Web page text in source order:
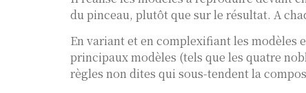
du pinceau, plutôt que sur le résultat. A
En variant et en complexifiant les modèles
principaux modèles (tels que les quatre
règles non dites qui sous-tendent la